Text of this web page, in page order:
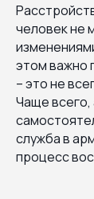
человек не
этом важно
– это не
Чаще всего,
служба в
процесс